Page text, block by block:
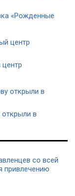
«Рожденные
в
со всей
привлечению